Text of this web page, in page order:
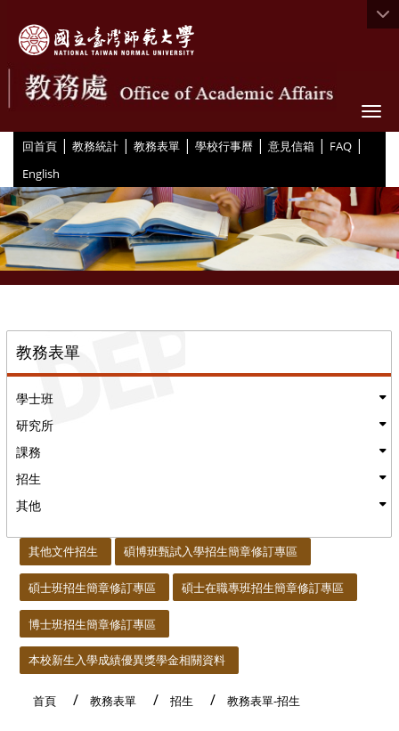
回首頁 | 教務統計 | 教務表單 | 學校行事曆 | 意見信箱 | FAQ |
English
教務表單
學士班
研究所
課務
招生
其他
其他文件招生 碩博班甄試入學招生簡章修訂專區
碩士班招生簡章修訂專區 碩士在職專班招生簡章修訂專區
博士班招生簡章修訂專區
本校新生入學成績優異獎學金相關資料
首頁 教務表單 招生 教務表單-招生